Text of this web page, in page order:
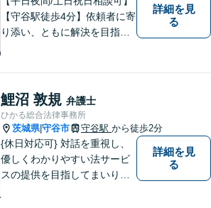
【守谷駅徒歩4分】依頼者に寄
り添い、ともに解決を目指し
詳細を見
る
鯉沼 敦規 弁護士
ひかる総合法律事務所
茨城県|守谷市 守谷駅 から徒歩2分
{休日対応可} 対話を重視し、
優しくわかりやすい法サービ
スの提供を目指してまいりま
詳細を見
る